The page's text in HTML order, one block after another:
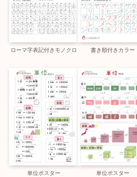
ローマ字表記付きモノクロ 書き順付きカラー
単位ポスター 単位ポスター